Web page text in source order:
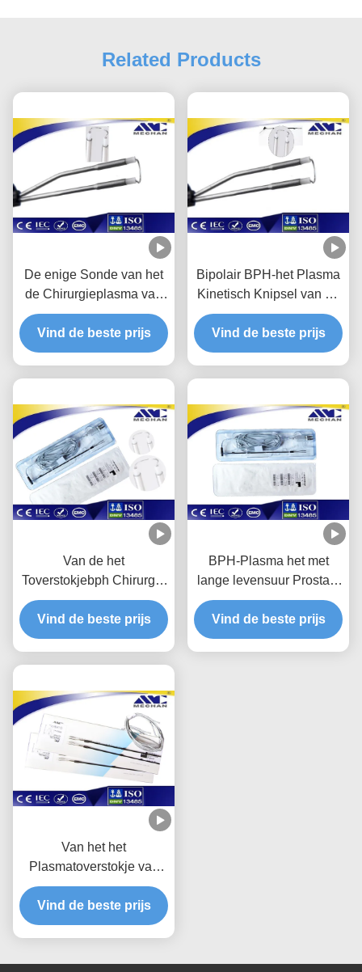
Related Products
De enige Sonde van het
de Chirurgieplasma van
het Lijnontwerp BPH met
Dunne Ring en Dikke
Ring
Vind de beste prijs
Bipolair BPH-het Plasma
Kinetisch Knipsel van de
Chirurgiesonde met
Overgegaan Ce/ISO
Vind de beste prijs
Van de het
Toverstokjebph Chirurgie
van het Prociseplasma de
Sonde Kinetisch Plasma
Bipolaire TURP
Vind de beste prijs
BPH-Plasma het met
lange levensuur Prostate
Enucleation 286mm van
de Chirurgiesonde
Schachtlengte
Vind de beste prijs
Van het het
Plasmatoverstokje van
PLA201 Procise van de
de Radiofrequentiesonde
BPH de Voorstanderklier
Plasmaelektrode
Vind de beste prijs